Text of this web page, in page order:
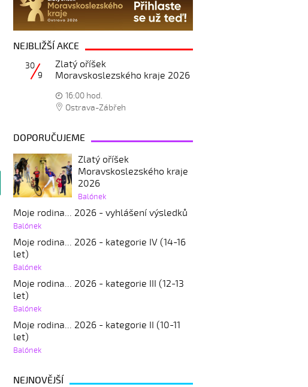
NEJBLIŽŠÍ AKCE
Zlatý oříšek
Moravskoslezského kraje 2026
30
9
16:00 hod.
Ostrava-Zábřeh
DOPORUČUJEME
Zlatý oříšek
Moravskoslezského kraje
2026
Balónek
Moje rodina... 2026 - vyhlášení výsledků
Balónek
Moje rodina... 2026 - kategorie IV (14-16
let)
Balónek
Moje rodina... 2026 - kategorie III (12-13
let)
Balónek
Moje rodina... 2026 - kategorie II (10-11
let)
Balónek
NEJNOVĚJŠÍ